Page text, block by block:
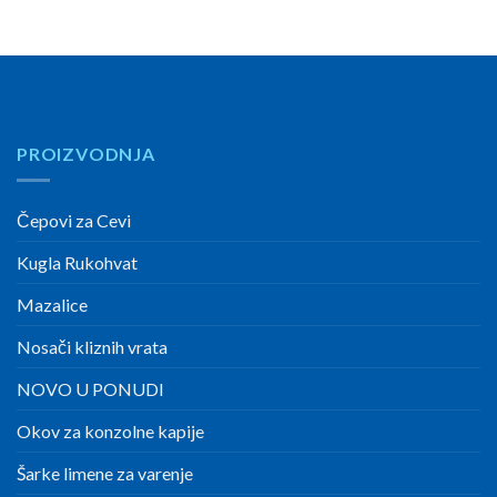
PROIZVODNJA
Čepovi za Cevi
Kugla Rukohvat
Mazalice
Nosači kliznih vrata
NOVO U PONUDI
Okov za konzolne kapije
Šarke limene za varenje